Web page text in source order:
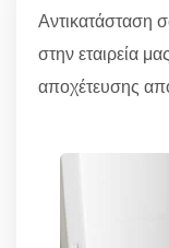
Αντικατάσταση
στην εταιρεία
αποχέτευσης